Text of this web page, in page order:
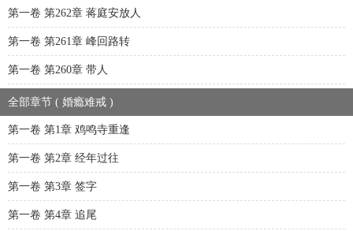
第一卷 第262章 蒋庭安放人
第一卷 第261章 峰回路转
第一卷 第260章 带人
全部章节 ( 婚瘾难戒 )
第一卷 第1章 鸡鸣寺重逢
第一卷 第2章 经年过往
第一卷 第3章 签字
第一卷 第4章 追尾